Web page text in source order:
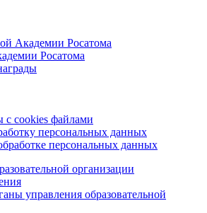
Академии Росатома
Росатома
с cookies файлами
персональных данных
персональных данных
организации
управления образовательной